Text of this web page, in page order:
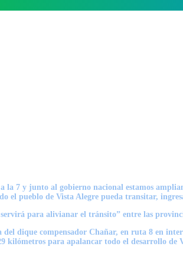
7 y junto al gobierno nacional estamos
el pueblo de Vista Alegre pueda transitar,
para alivianar el tránsito” entre las
dique compensador Chañar, en ruta 8 en
kilómetros para apalancar todo el desarrollo